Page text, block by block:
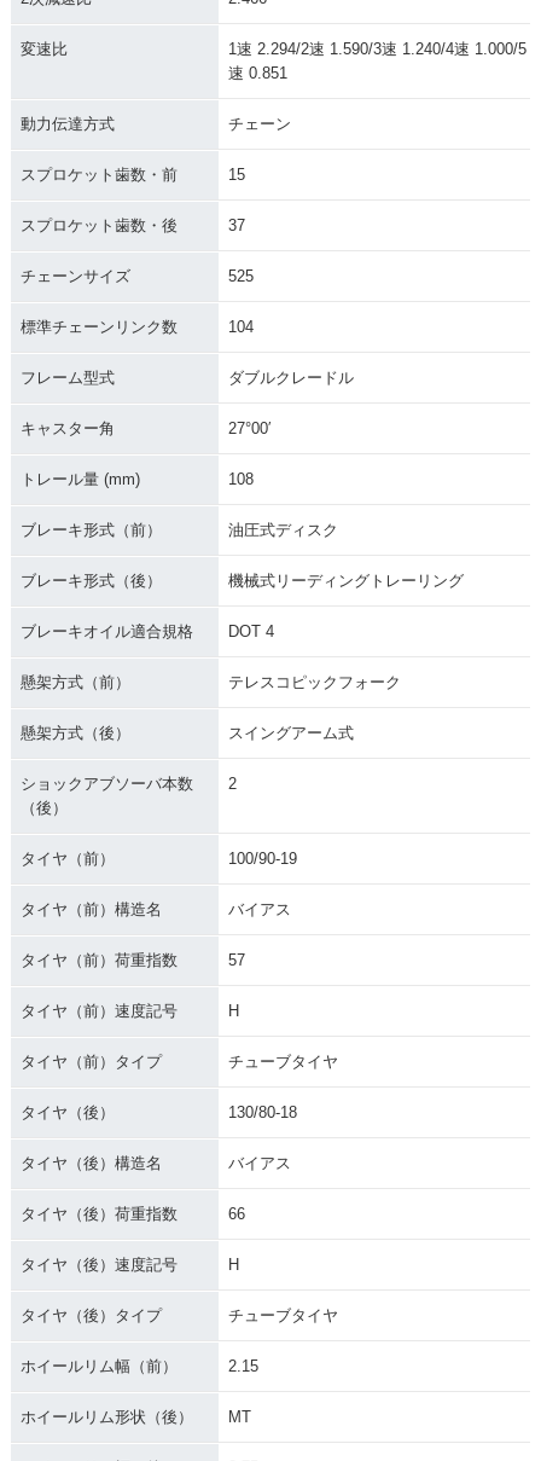
変速比
1速 2.294/2速 1.590/3速 1.240/4速 1.000/5
速 0.851
動力伝達方式 チェーン
スプロケット歯数・前 15
スプロケット歯数・後 37
チェーンサイズ 525
標準チェーンリンク数 104
フレーム型式 ダブルクレードル
キャスター角 27°00′
トレール量 (mm) 108
ブレーキ形式（前） 油圧式ディスク
ブレーキ形式（後） 機械式リーディングトレーリング
ブレーキオイル適合規格 DOT 4
懸架方式（前） テレスコピックフォーク
懸架方式（後） スイングアーム式
ショックアブソーバ本数
（後）
2
タイヤ（前） 100/90-19
タイヤ（前）構造名 バイアス
タイヤ（前）荷重指数 57
タイヤ（前）速度記号 H
タイヤ（前）タイプ チューブタイヤ
タイヤ（後） 130/80-18
タイヤ（後）構造名 バイアス
タイヤ（後）荷重指数 66
タイヤ（後）速度記号 H
タイヤ（後）タイプ チューブタイヤ
ホイールリム幅（前） 2.15
ホイールリム形状（後） MT